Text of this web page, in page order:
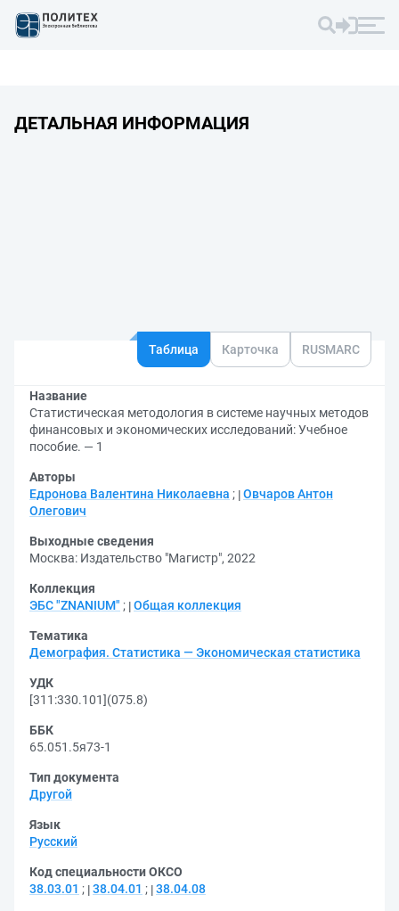
ДЕТАЛЬНАЯ ИНФОРМАЦИЯ
Таблица Карточка RUSMARC
Название
Статистическая методология в системе научных методов
финансовых и экономических исследований: Учебное
пособие. — 1
Авторы
Едронова Валентина Николаевна ; Овчаров Антон
Олегович
Выходные сведения
Москва: Издательство "Магистр", 2022
Коллекция
ЭБС "ZNANIUM" ; Общая коллекция
Тематика
Демография. Статистика — Экономическая статистика
УДК
[311:330.101](075.8)
ББК
65.051.5я73-1
Тип документа
Другой
Язык
Русский
Код специальности ОКСО
38.03.01 ; 38.04.01 ; 38.04.08